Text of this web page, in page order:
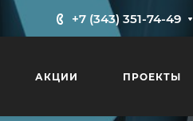
+7 (343) 351-74-49
АКЦИИ ПРОЕКТЫ